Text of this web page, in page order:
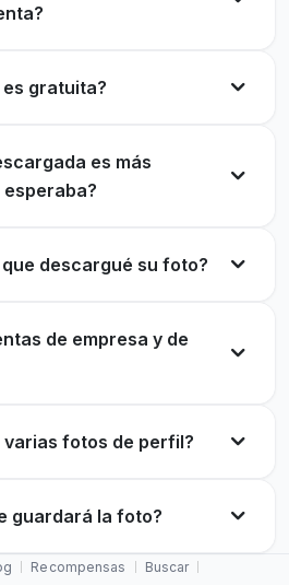
gratuita?
es más
esperaba?
descargué su foto?
de empresa y de
fotos de perfil?
guardará la foto?
Recompensas Buscar